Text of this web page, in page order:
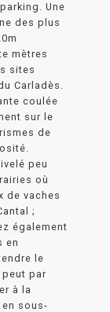
Une
des plus
mètres
sites
Carladès.
coulée
sur le
de
peu
où
de vaches
;
également
en
le
par
à la
sous-